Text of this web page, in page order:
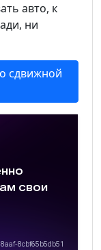
авто, к
ни
сдвижной